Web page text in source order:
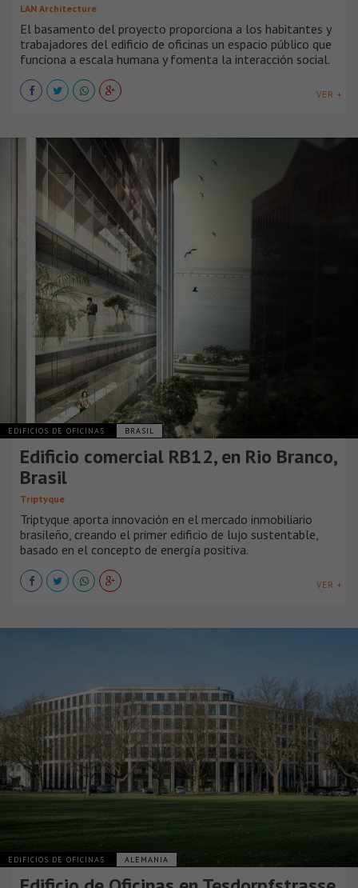
LAN Architecture
El basamento del proyecto proporciona a los habitantes y
trabajadores del edificio de oficinas un espacio público que
funciona a escala humana y fomenta la interacción social.
VER +
EDIFICIOS DE OFICINAS BRASIL
Edificio comercial RB12, en Rio Branco,
Brasil
Triptyque
Triptyque aporta innovación en el mercado inmobiliario
brasileño, creando el primer edificio de lujo sustentable,
basado en el concepto de energía positiva.
VER +
EDIFICIOS DE OFICINAS ALEMANIA